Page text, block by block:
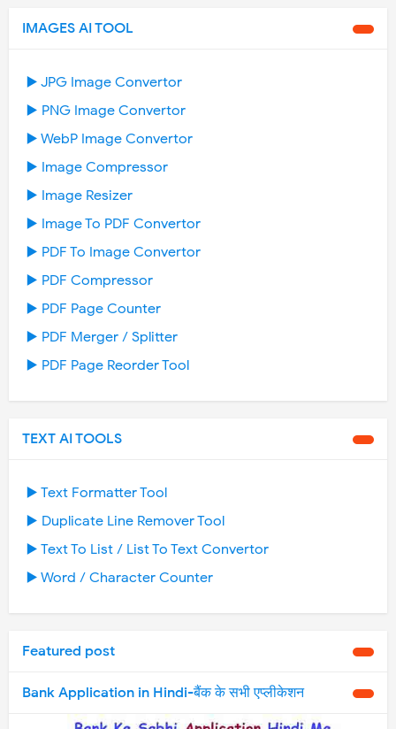
IMAGES AI TOOL
▶️ JPG Image Convertor
▶️ PNG Image Convertor
▶️ WebP Image Convertor
▶️ Image Compressor
▶️ Image Resizer
▶️ Image To PDF Convertor
▶️ PDF To Image Convertor
▶️ PDF Compressor
▶️ PDF Page Counter
▶️ PDF Merger / Splitter
▶️ PDF Page Reorder Tool
TEXT AI TOOLS
▶️ Text Formatter Tool
▶️ Duplicate Line Remover Tool
▶️ Text To List / List To Text Convertor
▶️ Word / Character Counter
Featured post
Bank Application in Hindi-बैंक के सभी एप्लीकेशन